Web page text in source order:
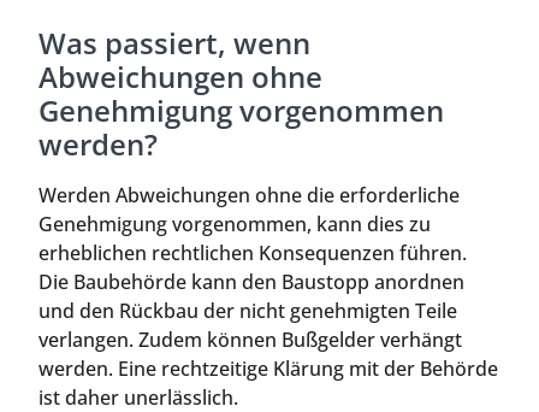
Was passiert, wenn
Abweichungen ohne
Genehmigung vorgenommen
werden?
Werden Abweichungen ohne die erforderliche
Genehmigung vorgenommen, kann dies zu
erheblichen rechtlichen Konsequenzen führen.
Die Baubehörde kann den Baustopp anordnen
und den Rückbau der nicht genehmigten Teile
verlangen. Zudem können Bußgelder verhängt
werden. Eine rechtzeitige Klärung mit der Behörde
ist daher unerlässlich.